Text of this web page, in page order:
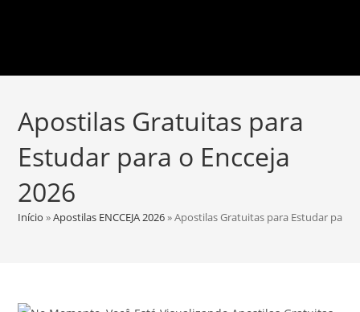
Apostilas Gratuitas para
Estudar para o Encceja
2026
Início »Apostilas ENCCEJA 2026»Apostilas Gratuitas para Estudar para